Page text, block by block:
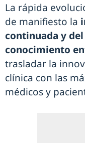
La rápida
de manifiesto la
continuada y
conocimiento
trasladar la
clínica con las
médicos y